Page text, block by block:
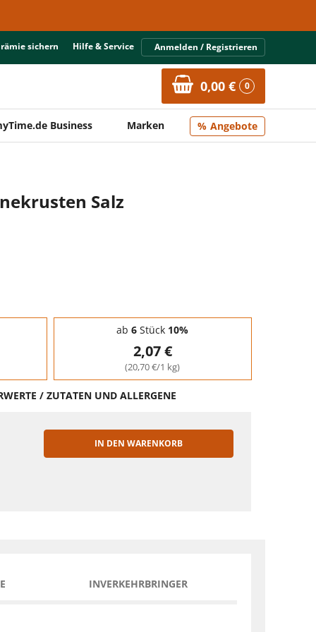
sichern Hilfe & Service Anmelden / Registrieren
0,00 € 0
Business Marken Angebote
Salz
ab 6 Stück 10%
2,07 €
(20,70 €/1 kg)
/ ZUTATEN UND ALLERGENE
IN DEN WARENKORB
INVERKEHRBRINGER